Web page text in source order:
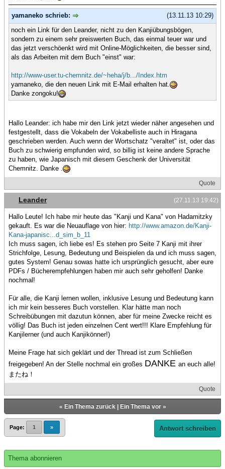
(13.11.13 10:29)
yamaneko schrieb:
noch ein Link für den Leander, nicht zu den Kanjiübungsbögen,
sondern zu einem sehr preiswerten Buch, das einmal teuer war und
das jetzt verschöenkt wird mit Online-Möglichkeiten, die besser sind,
als das Arbeiten mit dem Buch "einst" war:
http://www-user.tu-chemnitz.de/~heha/j/b.../Index.htm
yamaneko, die den neuen Link mit E-Mail erhalten hat.
Danke zongoku!
Hallo Leander: ich habe mir den Link jetzt wieder näher angesehen und
festgestellt, dass die Vokabeln der Vokabelliste auch in Hiragana
geschrieben werden. Auch wenn der Wortschatz "veraltet" ist, oder das
Buch zu schwierig empfunden wird, so billig ist keine andere Sprache
zu haben, wie Japanisch mit diesem Geschenk der Universität
Chemnitz. Danke .
Quote
(27.11.13 19:42)
Leander
Hallo Leute! Ich habe mir heute das "Kanji und Kana" von Hadamitzky
gekauft. Es war die Neuauflage von hier: http://www.amazon.de/Kanji-
Kana-japanisc...d_sim_b_11
Ich muss sagen, ich liebe es! Es stehen pro Seite 7 Kanji mit ihrer
Strichfolge, Lesung, Bedeutung und Beispielen da und ich muss sagen,
gutes System! Genau sowas hatte ich ursprünglich gesucht, aber eure
PDFs / Bücherempfehlungen haben mir auch sehr geholfen! Danke
nochmal!
Für alle, die Kanji lernen wollen, inklusive Lesung und Bedeutung kann
ich mir kein besseres Buch vorstellen. Klar hätte man noch
Schreibübungen mit dazutun können, aber für meine Zwecke reicht es
völlig! Das Buch ist jeden einzelnen Cent wert!!! Klare Empfehlung für
Kanjilerner (und auch Kanjikönner!)
Meine Frage hat sich geklärt und der Thread ist zum Schließen
freigegeben! An der Stelle nochmal ein großes DANKE an euch alle!
またね！
Quote
« Ein Thema zurück| Ein Thema vor»
Page: 1 » Antwort schreiben
Thema abonnieren